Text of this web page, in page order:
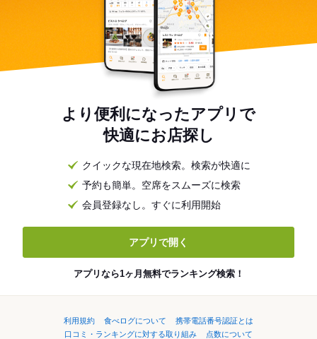
より便利になったアプリで
快適にお店探し
クイックな現在地検索。検索が快適に
予約も簡単。空席をスムーズに検索
会員登録なし。すぐに利用開始
アプリで開く
アプリなら1ヶ月無料でランキング検索！
利用規約 食べログについて
携帯電話番号認証とは
口コミ・ランキングに対する取り組み
点数について